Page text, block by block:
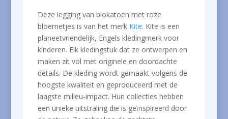
Deze legging van biokatoen met roze
bloemetjes is van het merk Kite. Kite is een
planeetvriendelijk, Engels kledingmerk voor
kinderen. Elk kledingstuk dat ze ontwerpen en
maken zit vol met originele en doordachte
details. De kleding wordt gemaakt volgens de
hoogste kwaliteit en geproduceerd met de
laagste milieu-impact. Hun collecties hebben
een unieke uitstraling die is geïnspireerd door